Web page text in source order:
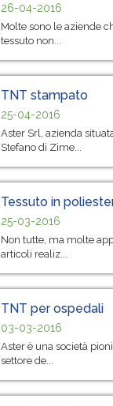
26-04-2016
Molte sono le aziende
tessuto non...
TNT stampato
25-04-2016
Aster Srl, azienda
Stefano di Zime...
Tessuto in
25-03-2016
Non tutte, ma molte
articoli realiz...
TNT per ospedali
03-03-2016
Aster è una società
settore de...